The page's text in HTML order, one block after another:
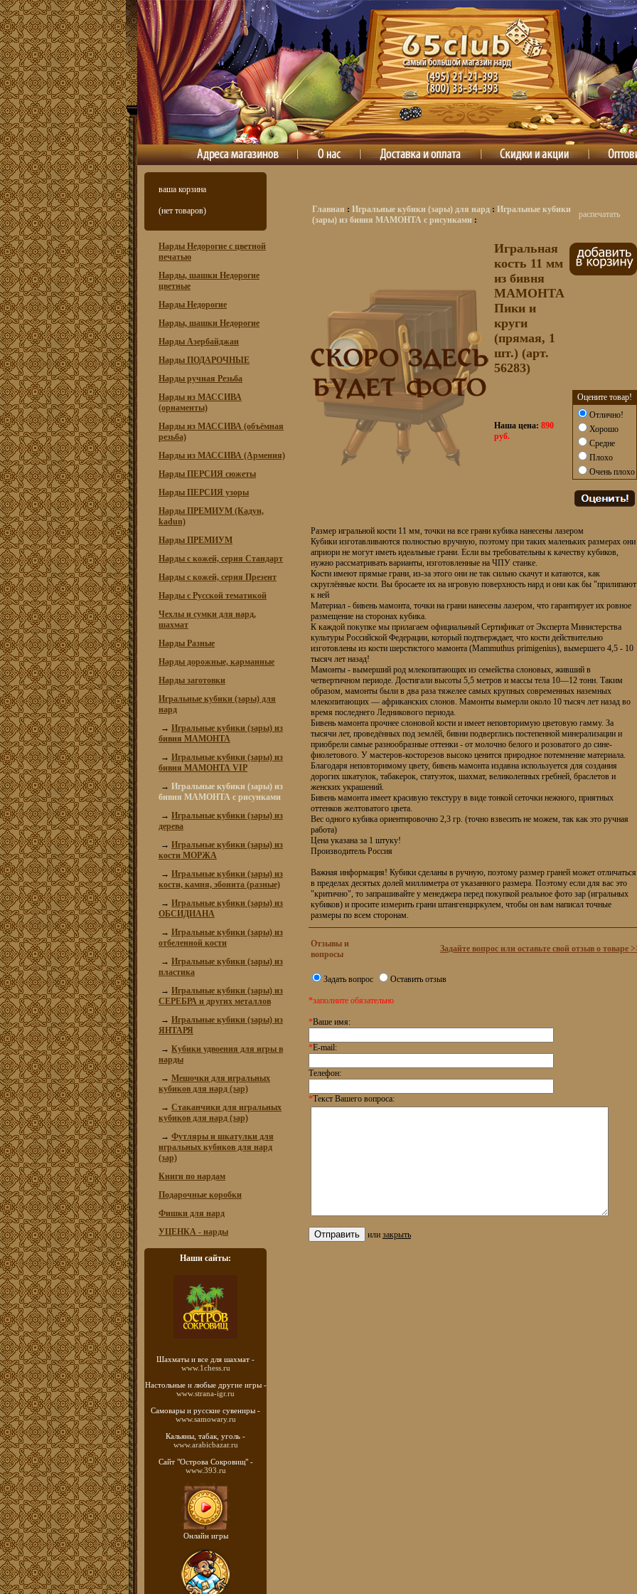
ваша корзина
(нет товаров)
Нарды Недорогие с цветной
печатью
Нарды, шашки Недорогие
цветные
Нарды Недорогие
Нарды, шашки Недорогие
Нарды Азербайджан
Нарды ПОДАРОЧНЫЕ
Нарды ручная Резьба
Нарды из МАССИВА
(орнаменты)
Нарды из МАССИВА (объёмная
резьба)
Нарды из МАССИВА (Армения)
Нарды ПЕРСИЯ сюжеты
Нарды ПЕРСИЯ узоры
Нарды ПРЕМИУМ (Кадун,
kadun)
Нарды ПРЕМИУМ
Нарды с кожей, серия Стандарт
Нарды с кожей, серия Презент
Нарды с Русской тематикой
Чехлы и сумки для нард,
шахмат
Нарды Разные
Нарды дорожные, карманные
Нарды заготовки
Игральные кубики (зары) для
нард
→ Игральные кубики (зары) из
бивня МАМОНТА
→ Игральные кубики (зары) из
бивня МАМОНТА VIP
→ Игральные кубики (зары) из
бивня МАМОНТА с рисунками
→ Игральные кубики (зары) из
дерева
→ Игральные кубики (зары) из
кости МОРЖА
→ Игральные кубики (зары) из
кости, камня, эбонита (разные)
→ Игральные кубики (зары) из
ОБСИДИАНА
→ Игральные кубики (зары) из
отбеленной кости
→ Игральные кубики (зары) из
пластика
→ Игральные кубики (зары) из
СЕРЕБРА и других металлов
→ Игральные кубики (зары) из
ЯНТАРЯ
→ Кубики удвоения для игры в
нарды
→ Мешочки для игральных
кубиков для нард (зар)
→ Стаканчики для игральных
кубиков для нард (зар)
→ Футляры и шкатулки для
игральных кубиков для нард
(зар)
Книги по нардам
Подарочные коробки
Фишки для нард
УЦЕНКА - нарды
Наши сайты:
Шахматы и все для шахмат -
www.1chess.ru
Настольные и любые другие игры -
www.strana-igr.ru
Самовары и русские сувениры -
www.samowary.ru
Кальяны, табак, уголь -
www.arabicbazar.ru
Сайт "Острова Сокровищ" -
www.393.ru
Онлайн игры
Главная : Игральные кубики (зары) для нард : Игральные кубики
(зары) из бивня МАМОНТА с рисунками :
распечатать
Игральная
кость 11 мм
из бивня
МАМОНТА
Пики и
круги
(прямая, 1
шт.) (арт.
56283)
Наша цена: 890
руб.
Оцените товар!
Отлично!
Хорошо
Средне
Плохо
Очень плохо
Размер игральной кости 11 мм, точки на все грани кубика нанесены лазером
Кубики изготавливаются полностью вручную, поэтому при таких маленьких размерах они
априори не могут иметь идеальные грани. Если вы требовательны к качеству кубиков,
нужно рассматривать варианты, изготовленные на ЧПУ станке.
Кости имеют прямые грани, из-за этого они не так сильно скачут и катаются, как
скруглённые кости. Вы бросаете их на игровую поверхность нард и они как бы
к ней
Материал - бивень мамонта, точки на грани нанесены лазером, что гарантирует их ровное
размещение на сторонах кубика.
К каждой покупке мы прилагаем официальный Сертификат от Эксперта Министерства
культуры Российской Федерации, который подтверждает, что кости действительно
изготовлены из кости шерстистого мамонта (Mammuthus primigenius), вымершего 4,5 - 10
тысяч лет назад!
Мамонты - вымерший род млекопитающих из семейства слоновых, живший в
четвертичном периоде. Достигали высоты 5,5 метров и массы тела 10—12 тонн. Таким
образом, мамонты были в два раза тяжелее самых крупных современных наземных
млекопитающих — африканских слонов. Мамонты вымерли около 10 тысяч лет назад во
время последнего Ледникового периода.
Бивень мамонта прочнее слоновой кости и имеет неповторимую цветовую гамму. За
тысячи лет, проведённых под землёй, бивни подверглись постепенной минерализации и
приобрели самые разнообразные оттенки - от молочно белого и розоватого до сине-
фиолетового. У мастеров-косторезов высоко ценится природное потемнение материала.
Благодаря неповторимому цвету, бивень мамонта издавна используется для создания
дорогих шкатулок, табакерок, статуэток, шахмат, великолепных гребней, браслетов и
женских украшений.
Бивень мамонта имеет красивую текстуру в виде тонкой сеточки нежного, приятных
оттенков желтоватого цвета.
Вес одного кубика ориентировочно 2,3 гр. (точно взвесить не можем, так как это ручная
работа)
Цена указана за 1 штуку!
Производитель Россия
Важная информация! Кубики сделаны в ручную, поэтому размер граней может отличаться
в пределах десятых долей миллиметра от указанного размера. Поэтому если для вас это
"критично", то запрашивайте у менеджера перед покупкой реальное фото зар (игральных
кубиков) и просите измерить грани штангенциркулем, чтобы он вам написал точные
размеры по всем сторонам.
Отзывы и
вопросы
Задайте вопрос или оставьте свой отзыв о товаре
Задать вопрос Оставить отзыв
*заполните обязательно
*Ваше имя:
*E-mail:
Телефон:
*Текст Вашего вопроса:
или закрыть